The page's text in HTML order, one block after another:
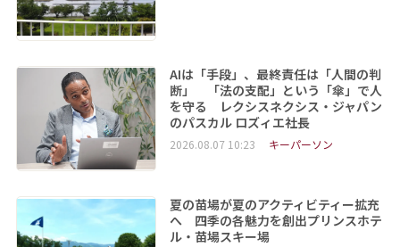
AIは「手段」、最終責任は「人間の判
断」 「法の支配」という「傘」で人
を守る レクシスネクシス・ジャパン
のパスカル ロズィエ社長
2026.08.07 10:23 キーパーソン
夏の苗場が夏のアクティビティー拡充
へ 四季の各魅力を創出プリンスホテ
ル・苗場スキー場